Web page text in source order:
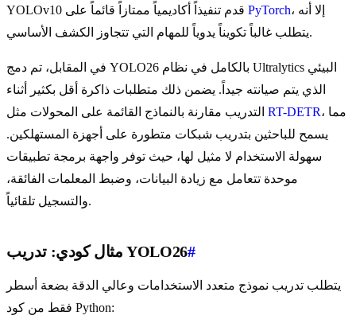
PyTorch، إلا أنه
يتطلب غالباً تكويناً يدوياً للمهام التي تتجاوز الكشف الأساسي.
في المقابل، تم دمج YOLO26 بالكامل في نظام Ultralytics البيئي
الذي يتم صيانته جيداً. يضمن ذلك متطلبات ذاكرة أقل بكثير أثناء
RT-DETR، مما
يسمح للباحثين بتدريب شبكات متطورة على أجهزة المستهلكين.
سهولة الاستخدام لا مثيل لها، حيث توفر واجهة برمجة تطبيقات
موحدة تتعامل مع زيادة البيانات، وضبط المعلمات الفائقة،
والتسجيل تلقائياً.
مثال كودي: تدريب YOLO26#
يتطلب تدريب نموذج متعدد الاستخدامات وعالي الدقة بضعة أسطر
فقط من كود Python: